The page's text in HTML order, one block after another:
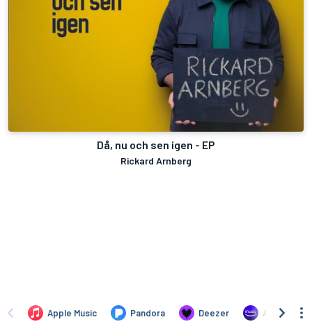
Då, nu och sen igen - EP
Rickard Arnberg
Apple Music Pandora Deezer Amazon